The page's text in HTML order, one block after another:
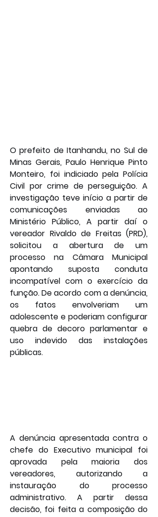
O prefeito de Itanhandu, no Sul de
Minas Gerais, Paulo Henrique Pinto
Monteiro, foi indiciado pela Polícia
Civil por crime de perseguição. A
investigação teve início a partir de
comunicações enviadas ao
Ministério Público, A partir daí o
vereador Rivaldo de Freitas (PRD),
solicitou a abertura de um
processo na Câmara Municipal
apontando suposta conduta
incompatível com o exercício da
função. De acordo com a denúncia,
os fatos envolveriam um
adolescente e poderiam configurar
quebra de decoro parlamentar e
uso indevido das instalações
públicas.
A denúncia apresentada contra o
chefe do Executivo municipal foi
aprovada pela maioria dos
vereadores, autorizando a
instauração do processo
administrativo. A partir dessa
decisão, foi feita a composição do